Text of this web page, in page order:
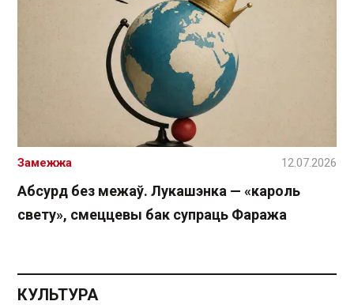
Абсурд без межаў. Лукашэнка — «кароль
свету», смеццевы бак супраць Фаража
Замежжа 12.07.2026
КУЛЬТУРА